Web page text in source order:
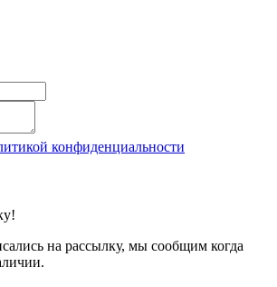
конфиденциальности
на рассылку, мы сообщим когда